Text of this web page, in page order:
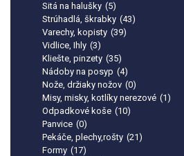
Sitá na halušky (5)
Strúhadlá, škrabky (43)
Varechy, kopisty (39)
Vidlice, Ihly (3)
Kliešte, pinzety (35)
Nádoby na posyp (4)
Nože, držiaky nožov (0)
Misy, misky, kotlíky nerezové (1)
Odpadkové koše (10)
Panvice (0)
Pekáče, plechy,rošty (21)
Formy (17)